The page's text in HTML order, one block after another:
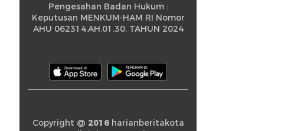
Pengesahan Badan Hukum :
Keputusan MENKUM-HAM RI Nomor
AHU 062314.AH.01.30. TAHUN 2024
Copyright @ 2016harianberitakota